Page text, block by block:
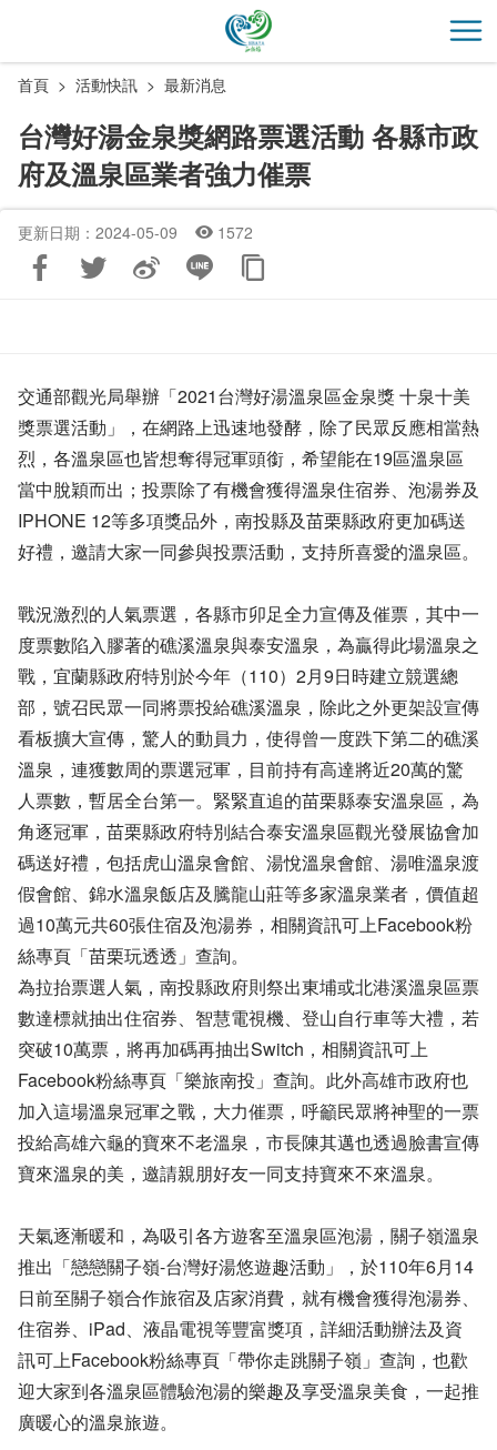
主
開
首頁 活動快訊 最新消息
台灣好湯金泉獎網路票選活動 各縣市政
府及溫泉區業者強力催票
更新日期：2024-05-09 1572
交通部觀光局舉辦「2021台灣好湯溫泉區金泉獎 十泉十美
獎票選活動」，在網路上迅速地發酵，除了民眾反應相當熱
烈，各溫泉區也皆想奪得冠軍頭銜，希望能在19區溫泉區
當中脫穎而出；投票除了有機會獲得溫泉住宿券、泡湯券及
IPHONE 12等多項獎品外，南投縣及苗栗縣政府更加碼送
好禮，邀請大家一同參與投票活動，支持所喜愛的溫泉區。
戰況激烈的人氣票選，各縣市卯足全力宣傳及催票，其中一
度票數陷入膠著的礁溪溫泉與泰安溫泉，為贏得此場溫泉之
戰，宜蘭縣政府特別於今年（110）2月9日時建立競選總
部，號召民眾一同將票投給礁溪溫泉，除此之外更架設宣傳
看板擴大宣傳，驚人的動員力，使得曾一度跌下第二的礁溪
溫泉，連獲數周的票選冠軍，目前持有高達將近20萬的驚
人票數，暫居全台第一。緊緊直追的苗栗縣泰安溫泉區，為
角逐冠軍，苗栗縣政府特別結合泰安溫泉區觀光發展協會加
碼送好禮，包括虎山溫泉會館、湯悅溫泉會館、湯唯溫泉渡
假會館、錦水溫泉飯店及騰龍山莊等多家溫泉業者，價值超
過10萬元共60張住宿及泡湯券，相關資訊可上Facebook粉
絲專頁「苗栗玩透透」查詢。
為拉抬票選人氣，南投縣政府則祭出東埔或北港溪溫泉區票
數達標就抽出住宿券、智慧電視機、登山自行車等大禮，若
突破10萬票，將再加碼再抽出Switch，相關資訊可上
Facebook粉絲專頁「樂旅南投」查詢。此外高雄市政府也
加入這場溫泉冠軍之戰，大力催票，呼籲民眾將神聖的一票
投給高雄六龜的寶來不老溫泉，市長陳其邁也透過臉書宣傳
寶來溫泉的美，邀請親朋好友一同支持寶來不來溫泉。
天氣逐漸暖和，為吸引各方遊客至溫泉區泡湯，關子嶺溫泉
推出「戀戀關子嶺-台灣好湯悠遊趣活動」，於110年6月14
日前至關子嶺合作旅宿及店家消費，就有機會獲得泡湯券、
住宿券、iPad、液晶電視等豐富獎項，詳細活動辦法及資
訊可上Facebook粉絲專頁「帶你走跳關子嶺」查詢，也歡
迎大家到各溫泉區體驗泡湯的樂趣及享受溫泉美食，一起推
廣暖心的溫泉旅遊。